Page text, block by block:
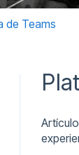
de Teams